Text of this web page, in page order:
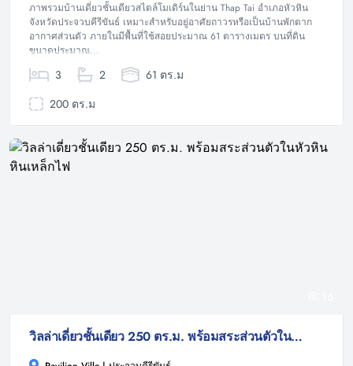
ภาพรวมบ้านเดี่ยวชั้นเดียวสไตล์โมเดิร์นในย่าน Thap Tai อำเภอหัวหิน
จังหวัดประจวบคีรีขันธ์ เหมาะสำหรับอยู่อาศัยถาวรหรือเป็นบ้านพักตาก
อากาศส่วนตัว ภายในมีพื้นที่ใช้สอยประมาณ 61 ตารางเมตร บนที่ดิน
ขนาดประมาณ...
3 2
61 ตร.ม
200 ตร.ม
วิลล่าเดี่ยวชั้นเดียว 250 ตร.ม. พร้อมสระส่วนตัวในหัวหิน หินเหล็กไฟ